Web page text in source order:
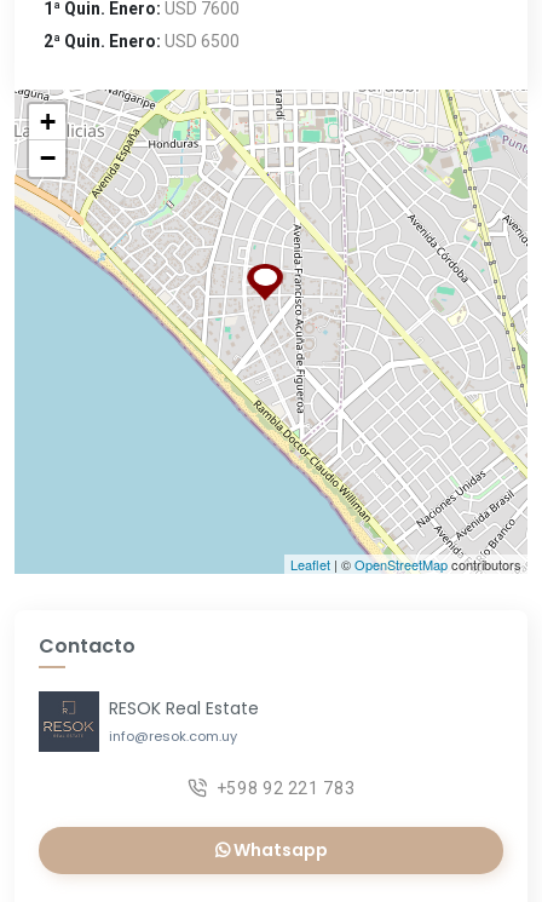
1ª Quin. Enero: USD 7600
2ª Quin. Enero: USD 6500
+
−
Leaflet | ©OpenStreetMapcontributors
Contacto
RESOK Real Estate
info@resok.com.uy
+598 92 221 783
Whatsapp